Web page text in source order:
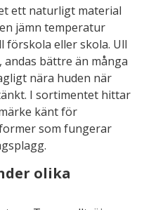
ett naturligt material
jämn temperatur
förskola eller skola. Ull
bättre än många
nära huden när
I sortimentet hittar
känt för
som fungerar
olika